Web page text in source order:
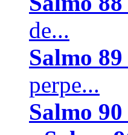
de...
Salmo 89
perpe...
Salmo 90